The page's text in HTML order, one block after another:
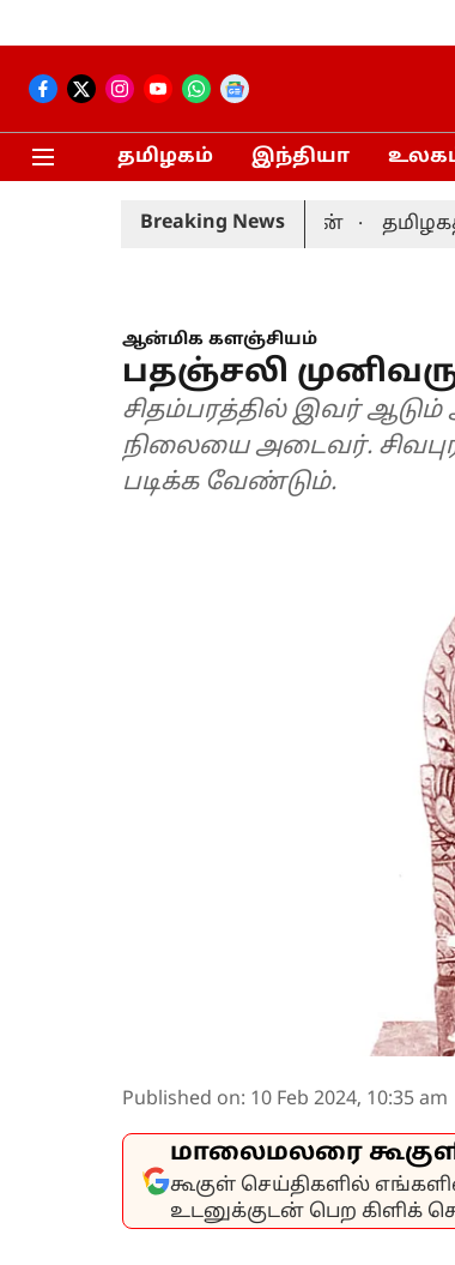
தமிழகம் இந்தியா
Breaking News
திட்டம்-மரிய வில்சன் தமிழகத்தில்
ஆன்மிக களஞ்சியம்
பதஞ்சலி
சிதம்பரத்தில் இவர்
நிலையை அடைவர்.
படிக்க வேண்டும்.
Published on: 10 Feb 2024, 10:35 am
மாலைமலரை
கூகுள் செய்திகளில்
உடனுக்குடன் பெற கிளிக்